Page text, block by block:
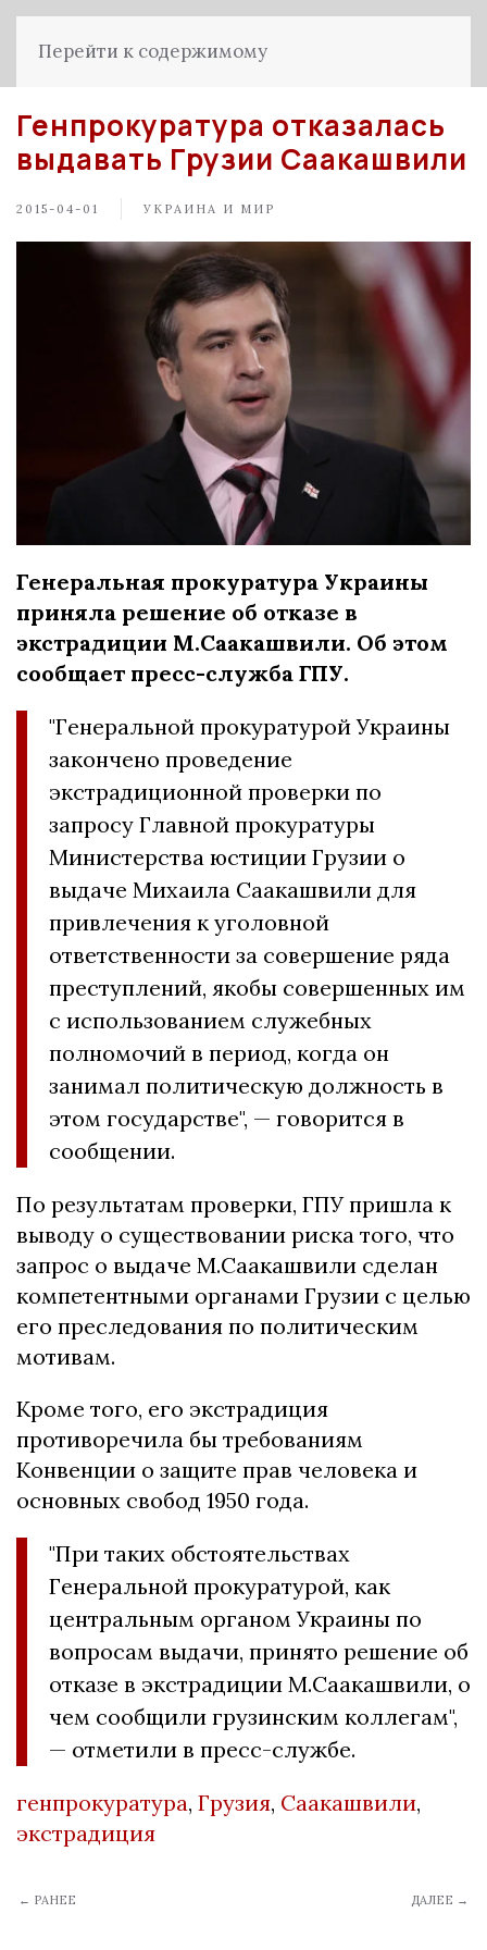
Перейти к содержимому
Генпрокуратура отказалась
выдавать Грузии Саакашвили
2015-04-01 УКРАИНА И МИР
Генеральная прокуратура Украины
приняла решение об отказе в
экстрадиции М.Саакашвили. Об этом
сообщает пресс-служба ГПУ.
"Генеральной прокуратурой Украины
закончено проведение
экстрадиционной проверки по
запросу Главной прокуратуры
Министерства юстиции Грузии о
выдаче Михаила Саакашвили для
привлечения к уголовной
ответственности за совершение ряда
преступлений, якобы совершенных им
с использованием служебных
полномочий в период, когда он
занимал политическую должность в
этом государстве", — говорится в
сообщении.
По результатам проверки, ГПУ пришла к
выводу о существовании риска того, что
запрос о выдаче М.Саакашвили сделан
компетентными органами Грузии с целью
его преследования по политическим
мотивам.
Кроме того, его экстрадиция
противоречила бы требованиям
Конвенции о защите прав человека и
основных свобод 1950 года.
"При таких обстоятельствах
Генеральной прокуратурой, как
центральным органом Украины по
вопросам выдачи, принято решение об
отказе в экстрадиции М.Саакашвили, о
чем сообщили грузинским коллегам",
— отметили в пресс-службе.
генпрокуратура, Грузия, Саакашвили,
экстрадиция
← РАНЕЕ ДАЛЕЕ →